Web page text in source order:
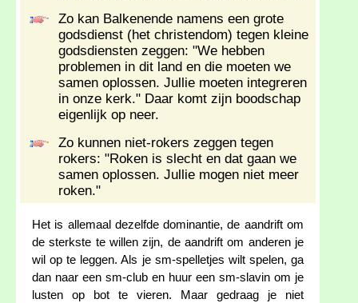
Zo kan Balkenende namens een grote
godsdienst (het christendom) tegen kleine
godsdiensten zeggen: "We hebben
problemen in dit land en die moeten we
samen oplossen. Jullie moeten integreren
in onze kerk." Daar komt zijn boodschap
eigenlijk op neer.
Zo kunnen niet-rokers zeggen tegen
rokers: "Roken is slecht en dat gaan we
samen oplossen. Jullie mogen niet meer
roken."
Het is allemaal dezelfde dominantie, de aandrift om
de sterkste te willen zijn, de aandrift om anderen je
wil op te leggen. Als je sm-spelletjes wilt spelen, ga
dan naar een sm-club en huur een sm-slavin om je
lusten op bot te vieren. Maar gedraag je niet